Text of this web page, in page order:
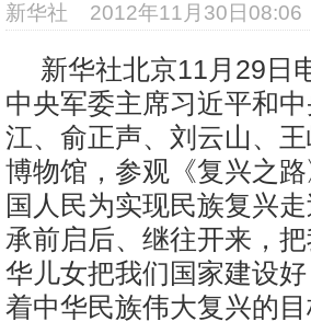
新华社 2012年11月30日08:06
新华社北京11月29日
中央军委主席习近平和
江、俞正声、刘云山、
博物馆，参观《复兴之
国人民为实现民族复兴
承前启后、继往开来，
华儿女把我们国家建设
着中华民族伟大复兴的目